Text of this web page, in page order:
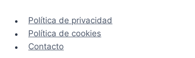
Política de privacidad
Política de cookies
Contacto